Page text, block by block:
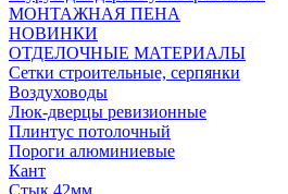
МОНТАЖНАЯ ПЕНА
НОВИНКИ
ОТДЕЛОЧНЫЕ МАТЕРИАЛЫ
Сетки строительные, серпянки
Воздуховоды
Люк-дверцы ревизионные
Плинтус потолочный
Пороги алюминиевые
Кант
Стык 42мм